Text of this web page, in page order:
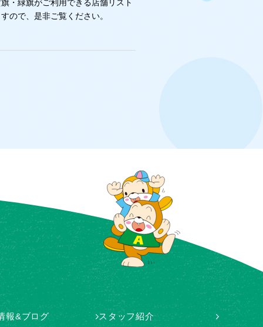
・緑旗がご利用できる店舗リスト
ので、是非ご覧ください。
報&ブログ スタッフ紹介